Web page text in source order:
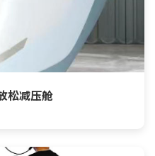
松减压舱